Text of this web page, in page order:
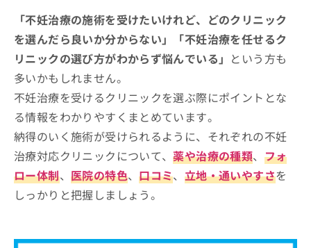
「不妊治療の施術を受けたいけれど、どのクリニック
を選んだら良いか分からない」「不妊治療を任せるク
リニックの選び方がわからず悩んでいる」 という方も
多いかもしれません。
不妊治療を受けるクリニックを選ぶ際にポイントとな
る情報をわかりやすくまとめています。
納得のいく施術が受けられるように、それぞれの不妊
治療対応クリニックについて、薬や治療の種類、 フォ
ロー体制、 医院の特色、口コミ、 立地・通いやすさを
しっかりと把握しましょう。